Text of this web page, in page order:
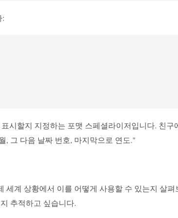
:
시할지 지정하는 포맷 스페셜라이저입니다. 친
, 그 다음 날짜 번호, 마지막으로 연도."
세계 상황에서 이를 어떻게 사용할 수 있는지 살
추적하고 싶습니다.